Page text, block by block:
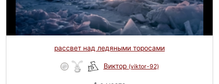
рассвет над ледяными торосами
Виктор (viktor-92)